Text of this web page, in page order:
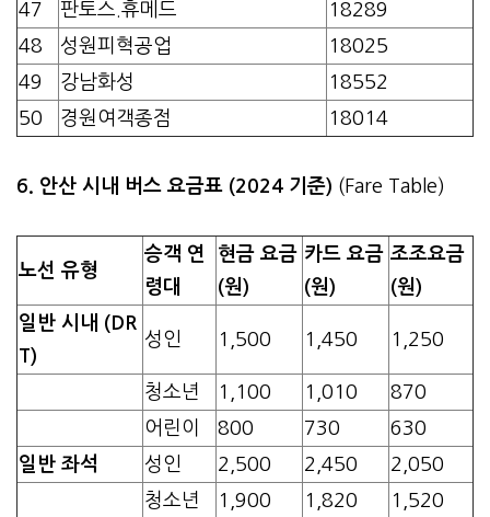
47 판토스.휴메드
18289
48
성원피혁공업
18025
49
강남화성
18552
50
경원여객종점 18014
6. 안산 시내 버스 요금표 (2024 기준) (Fare Table)
노선 유형
승객 연
령대
현금 요금
(원)
카드 요금
(원)
조조요금
(원)
일반 시내 (DR
T)
성인 1,500 1,450 1,250
청소년 1,100 1,010
870
어린이
800 730
630
일반 좌석
성인 2,500 2,450
2,050
청소년
1,900 1,820
1,520